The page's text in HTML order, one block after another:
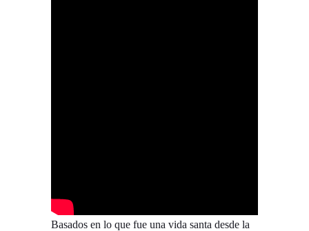
Basados en lo que fue una vida santa desde la